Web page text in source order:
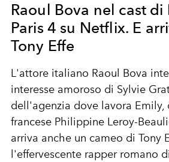
Raoul Bova nel cast di
Paris 4 su Netflix. E
Tony Effe
L'attore italiano Raoul Bova
interesse amoroso di Sylvie
dell'agenzia dove lavora
francese Philippine Leroy-
arriva anche un cameo di Tony
l'effervescente rapper romano